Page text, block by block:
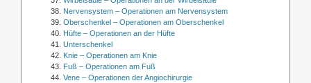
Nervensystem – Operationen am Nervensystem
Oberschenkel – Operationen am Oberschenkel
Hüfte – Operationen an der Hüfte
Unterschenkel
Knie – Operationen am Knie
Fuß – Operationen am Fuß
Vene – Operationen der Angiochirurgie